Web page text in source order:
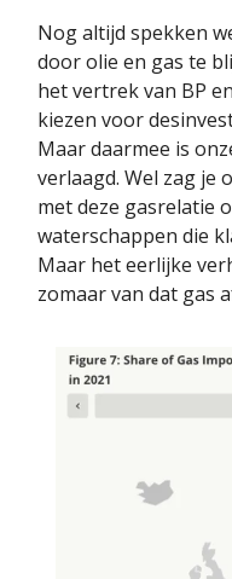
Nog altijd spekken
door olie en gas te
het vertrek van BP
kiezen voor
Maar daarmee is
verlaagd. Wel zag je
met deze gasrelatie
waterschappen die
Maar het eerlijke
zomaar van dat gas